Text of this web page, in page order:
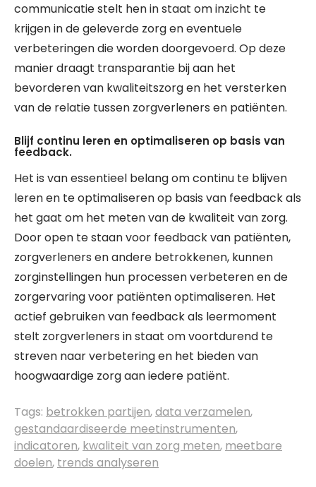
communicatie stelt hen in staat om inzicht te
krijgen in de geleverde zorg en eventuele
verbeteringen die worden doorgevoerd. Op deze
manier draagt transparantie bij aan het
bevorderen van kwaliteitszorg en het versterken
van de relatie tussen zorgverleners en patiënten.
Blijf continu leren en optimaliseren op basis van
feedback.
Het is van essentieel belang om continu te blijven
leren en te optimaliseren op basis van feedback als
het gaat om het meten van de kwaliteit van zorg.
Door open te staan voor feedback van patiënten,
zorgverleners en andere betrokkenen, kunnen
zorginstellingen hun processen verbeteren en de
zorgervaring voor patiënten optimaliseren. Het
actief gebruiken van feedback als leermoment
stelt zorgverleners in staat om voortdurend te
streven naar verbetering en het bieden van
hoogwaardige zorg aan iedere patiënt.
Tags: betrokken partijen,data verzamelen,
gestandaardiseerde meetinstrumenten,
indicatoren, kwaliteit van zorg meten, meetbare
doelen, trends analyseren